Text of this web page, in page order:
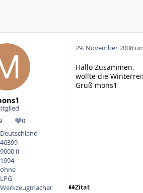
0
Reputation
Deutschland
46399
9000 II
1994
ohne
LPG
Werkzeugmacher
29. November 2008
Hallo Zusammen,
wollte die
Gruß mons1
Zitat